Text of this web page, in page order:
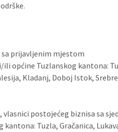
sa prijavljenim mjestom
općine Tuzlanskog kantona:
Kladanj, Doboj Istok,
vlasnici postojećeg biznisa sa
Tuzla, Gračanica,